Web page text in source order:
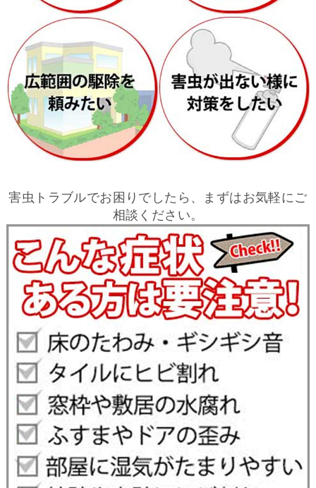
害虫トラブルでお困りでしたら、まずはお気軽にご
相談ください。